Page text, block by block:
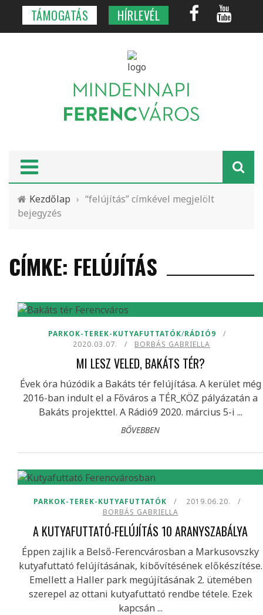
TÁMOGATÁS HÍRLEVÉL
Kezdőlap › “felújítás” címkével megjelölt
bejegyzés
CÍMKE: FELÚJÍTÁS
PARKOK-TEREK-KUTYAFUTTATÓK/RÁDIÓ9
2020.03.07.
BORBÁS GABRIELLA
MI LESZ VELED, BAKÁTS TÉR?
Évek óra húzódik a Bakáts tér felújítása. A kerület még
2016-ban indult el a Főváros a TÉR_KÖZ pályázatán a
Bakáts projekttel. A Rádió9 2020. március 5-i ...
BŐVEBBEN
PARKOK-TEREK-KUTYAFUTTATÓK
2019.06.20.
BORBÁS GABRIELLA
A KUTYAFUTTATÓ-FELÚJÍTÁS 10 ARANYSZABÁLYA
Éppen zajlik a Belső-Ferencvárosban a Markusovszky
kutyafuttató felújításának, kibővítésének előkészítése.
Emellett a Haller park megújításának 2. ütemében
szerepel az ottani kutyafuttató rendbe tétele. Ezek
kapcsán ...